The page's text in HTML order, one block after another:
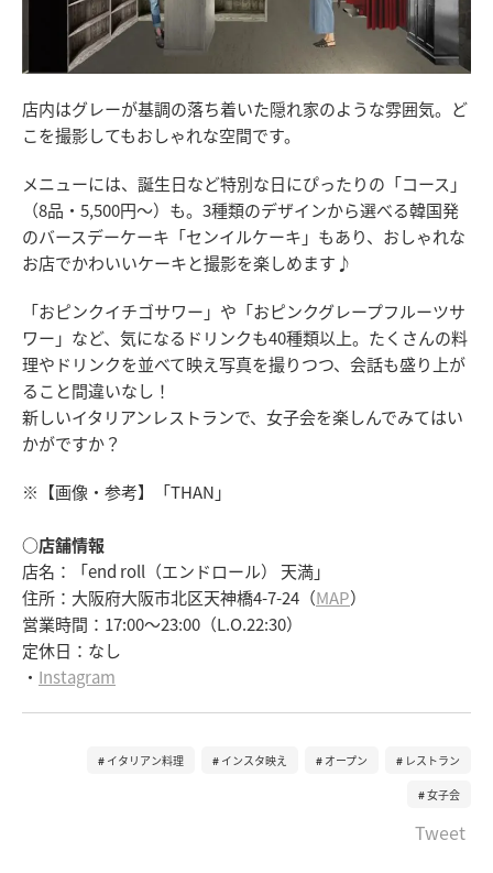
店内はグレーが基調の落ち着いた隠れ家のような雰囲気。ど
こを撮影してもおしゃれな空間です。
メニューには、誕生日など特別な日にぴったりの「コース」
（8品・5,500円～）も。3種類のデザインから選べる韓国発
のバースデーケーキ「センイルケーキ」もあり、おしゃれな
お店でかわいいケーキと撮影を楽しめます♪
「おピンクイチゴサワー」や「おピンクグレープフルーツサ
ワー」など、気になるドリンクも40種類以上。たくさんの料
理やドリンクを並べて映え写真を撮りつつ、会話も盛り上が
ること間違いなし！
新しいイタリアンレストランで、女子会を楽しんでみてはい
かがですか？
※【画像・参考】「THAN」
○店舗情報
店名：「end roll（エンドロール） 天満」
住所：大阪府大阪市北区天神橋4-7-24（MAP）
営業時間：17:00～23:00（L.O.22:30）
定休日：なし
・ Instagram
イタリアン料理 インスタ映え オープン レストラン
女子会
Tweet